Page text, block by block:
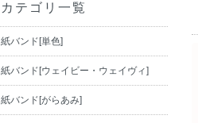
カテゴリ一覧
紙バンド[単色]
紙バンド[ウェイビー・ウェイヴィ]
紙バンド[がらあみ]